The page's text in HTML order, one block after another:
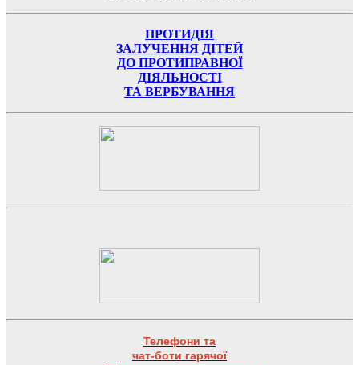
ПРОТИДІЯ
ЗАЛУЧЕННЯ ДІТЕЙ
ДО ПРОТИПРАВНОЇ
ДІЯЛЬНОСТІ
ТА ВЕРБУВАННЯ
Телефони та
чат-боти гарячої